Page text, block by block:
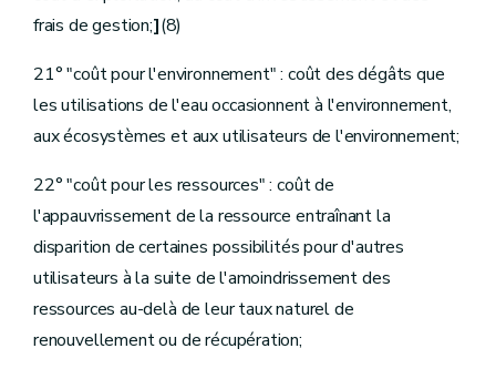
Sous-section
Art.
Sous-section[2 Dispositions particulières relatives aux déversements d'eaux usées industrielles] [Décret-programme 12.12.2014]
Art.D.260
Art.D.261
Art.D.262
Art.D.264
Art.D.266
Sous-section[3 Dispositions particulières relatives aux déversements d'eaux usées domestiques] [Décret-programme 12.12.2014]
Art.D.268
Art.D.269
Art.
D.270
Section [4 Taxe sur les charges environnementales générées par les exploitations agricoles] [Décret-programme 12.12.2014]
frais de gestion;](8)
21° "coût pour l'environnement" : coût des dégâts que
les utilisations de l'eau occasionnent à l'environnement,
aux écosystèmes et aux utilisateurs de l'environnement;
22° "coût pour les ressources" : coût de
l'appauvrissement de la ressource entraînant la
disparition de certaines possibilités pour d'autres
utilisateurs à la suite de l'amoindrissement des
ressources au-delà de leur taux naturel de
renouvellement ou de récupération;